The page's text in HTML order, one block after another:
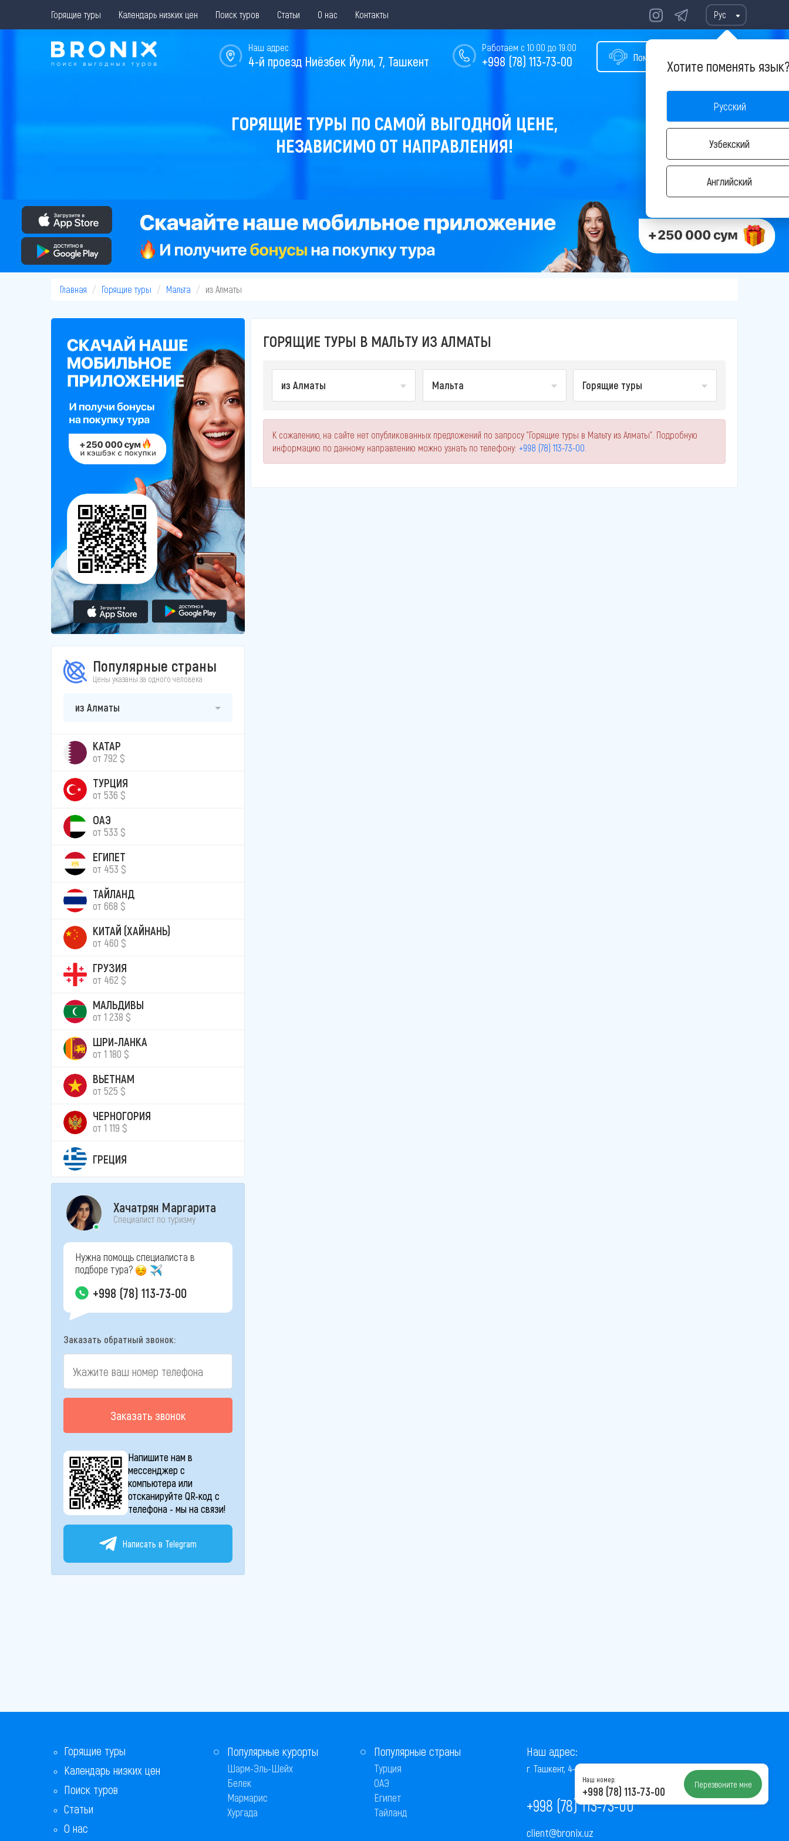
Горящие туры Календарь низких цен Поиск туров Статьи О нас Контакты Рус
Хотите поменять
Русский
Узбекский
Английский
Помощь в подборе тура
Работаем с 10:00 до 19:00
+998 (78) 113-73-00
Наш адрес
4-й проезд Ниёзбек Йули, 7, Ташкент
ГОРЯЩИЕ ТУРЫ ПО САМОЙ ВЫГОДНОЙ ЦЕНЕ,
НЕЗАВИСИМО ОТ НАПРАВЛЕНИЯ!
Главная Горящие туры Мальта из Алматы
Популярные страны
Цены указаны за одного человека
из Алматы
КАТАР
от 792 $
ТУРЦИЯ
от 536 $
ОАЭ
от 533 $
ЕГИПЕТ
от 453 $
ТАЙЛАНД
от 668 $
КИТАЙ (ХАЙНАНЬ)
от 460 $
ГРУЗИЯ
от 462 $
МАЛЬДИВЫ
от 1 238 $
ШРИ-ЛАНКА
от 1 180 $
ВЬЕТНАМ
от 525 $
ЧЕРНОГОРИЯ
от 1 119 $
ГРЕЦИЯ
Хачатрян Маргарита
Специалист по туризму
Нужна помощь специалиста в
подборе тура?
+998 (78) 113-73-00
Заказать обратный звонок:
Заказать звонок
Напишите нам в
мессенджер с
компьютера или
отсканируйте QR-код с
телефона - мы на связи!
Написать в Telegram
ГОРЯЩИЕ ТУРЫ В МАЛЬТУ ИЗ АЛМАТЫ
из Алматы Мальта Горящие туры
К сожалению, на сайте нет опубликованных предложений по запросу "Горящие туры в Мальту из Алматы". Подробную
информацию по данному направлению можно узнать по телефону: +998 (78) 113-73-00
Горящие туры
Календарь низких цен
Поиск туров
Статьи
О нас
Популярные курорты
Шарм-Эль-Шейх
Белек
Мармарис
Хургада
Популярные страны
Турция
ОАЭ
Египет
Тайланд
Наш адрес:
г. Ташкент, 4-й проезд Ниёзбек Йули, 7
+998 (78) 113-73-00
client@bronix.uz
Наш номер:
+998 (78) 113-73-00 Перезвоните мне